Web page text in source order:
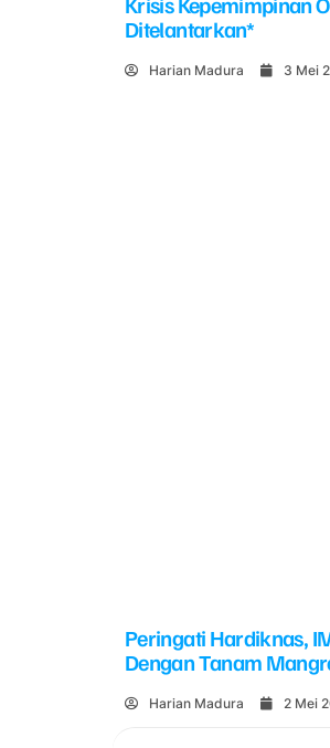
Ditelantarkan*
Harian Madura 3 Mei
Peringati Hardiknas,
Dengan Tanam
Harian Madura 2 Mei